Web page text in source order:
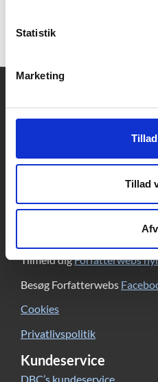
Statistik
Marketing
Tillad
Wikipedia side om Åsne
DBC DIGITAL A/S
CVR: 15149043 | EAN: 579
Skriv til Forfatterweb-
Tilmeld digForfatterwebs
Besøg Forfatterwebs
Cookies
Privatlivspolitik
Kundeservice
DBC’s kundeservice